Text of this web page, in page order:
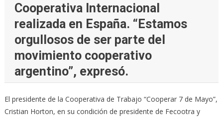
Cooperativa Internacional
realizada en España. “Estamos
orgullosos de ser parte del
movimiento cooperativo
argentino”, expresó.
El presidente de la Cooperativa de Trabajo “Cooperar 7 de Mayo”,
Cristian Horton, en su condición de presidente de Fecootra y